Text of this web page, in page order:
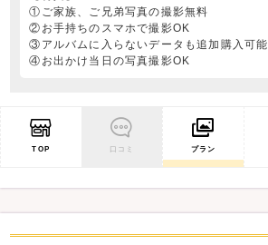
①ご家族、ご兄弟写真の撮影無料
②お手持ちのスマホで撮影OK
③アルバムに入らないデータも追加購入可能
④お出かけ当日の写真撮影OK
TOP 口コミ プラン